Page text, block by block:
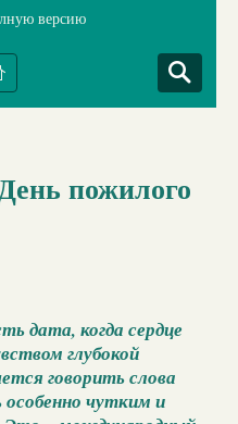
версию
пожилого
дата, когда сердце
глубокой
говорить слова
чутким и